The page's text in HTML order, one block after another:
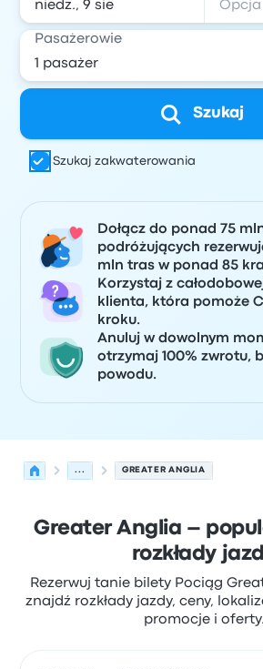
Pasażerowie
Szukaj
Szukaj zakwaterowania
Dołącz do ponad 75
podróżujących
mln tras w ponad 85
Korzystaj z
klienta, która pomoże
kroku.
Anuluj w dowolnym
otrzymaj 100% zwrotu,
powodu.
... GREATER ANGLIA
Greater Anglia –
rozkłady
Rezerwuj tanie bilety Pociąg
znajdź rozkłady jazdy, ceny,
promocje i oferty.